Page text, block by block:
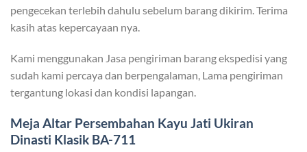
pengecekan terlebih dahulu sebelum barang dikirim. Terima
kasih atas kepercayaan nya.
Kami menggunakan Jasa pengiriman barang ekspedisi yang
sudah kami percaya dan berpengalaman, Lama pengiriman
tergantung lokasi dan kondisi lapangan.
Meja Altar Persembahan Kayu Jati Ukiran
Dinasti Klasik BA-711